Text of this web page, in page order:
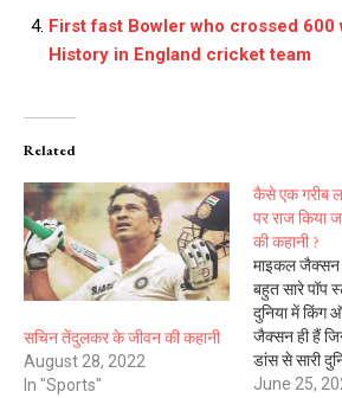
First fast Bowler who crossed
History in England cricket team
Related
सचिन तेंदुलकर के जीवन की कहानी
August 28, 2022
In "Sports"
कैसे एक गरीब
पर राज किया
की कहानी ?
माइकल जैक्सन
बहुत सारे पॉप
दुनिया में किंग
जैक्सन ही हैं
डांस से सारी
पहचान बना
June 25,